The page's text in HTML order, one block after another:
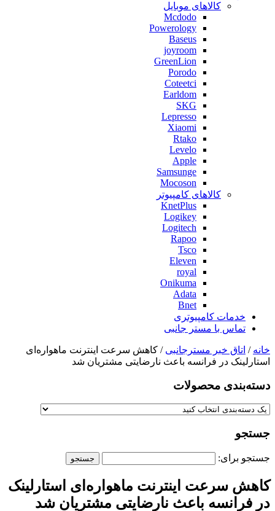
کالاهای موبایل
Mcdodo
Powerology
Baseus
joyroom
GreenLion
Porodo
Coteetci
Earldom
SKG
Lepresso
Xiaomi
Rtako
Levelo
Apple
Samsunge
Mocoson
کالاهای کامپیوتر
KnetPlus
Logikey
Logitech
Rapoo
Tsco
Eleven
royal
Onikuma
Adata
Bnet
خدمات کامپیوتری
تماس با مستر جانبی
خانه / اتاق خبر مسترجانبی / کاهش سرعت اینترنت ماهواره‌ای
استارلینک در فرانسه باعث نارضایتی مشتریان شد
دسته‌بندی‌ محصولات
جستجو
جستجو برای:
کاهش سرعت اینترنت ماهواره‌ای استارلینک
در فرانسه باعث نارضایتی مشتریان شد